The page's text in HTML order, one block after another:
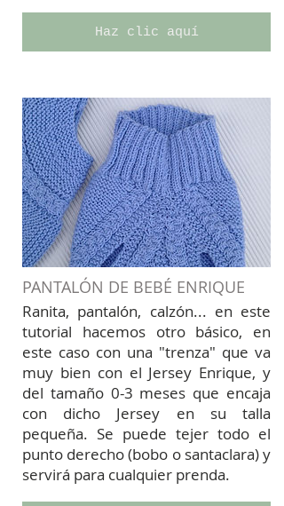
Haz clic aquí
PANTALÓN DE BEBÉ ENRIQUE
Ranita, pantalón, calzón... en este
tutorial hacemos otro básico, en
este caso con una "trenza" que va
muy bien con el Jersey Enrique, y
del tamaño 0-3 meses que encaja
con dicho Jersey en su talla
pequeña. Se puede tejer todo el
punto derecho (bobo o santaclara) y
servirá para cualquier prenda.